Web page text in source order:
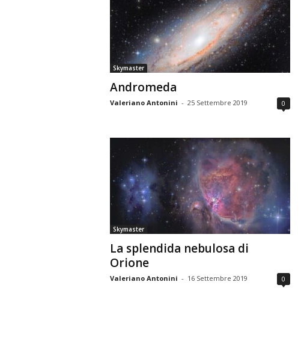
Skymaster
Andromeda
Valeriano Antonini - 25 Settembre 2019 0
Skymaster
La splendida nebulosa di
Orione
Valeriano Antonini - 16 Settembre 2019 0